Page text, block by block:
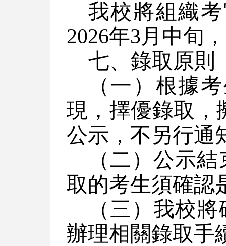
我校將組織
2026年3月中旬
七、錄取原則
（一）根據
現，擇優錄取，
公示，不另行通
（二）公示
取的考生須確認
（三）我校
辦理相關錄取手